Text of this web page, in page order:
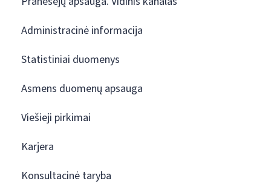
Administracinė informacija
Statistiniai duomenys
Asmens duomenų apsauga
Viešieji pirkimai
Karjera
Konsultacinė taryba